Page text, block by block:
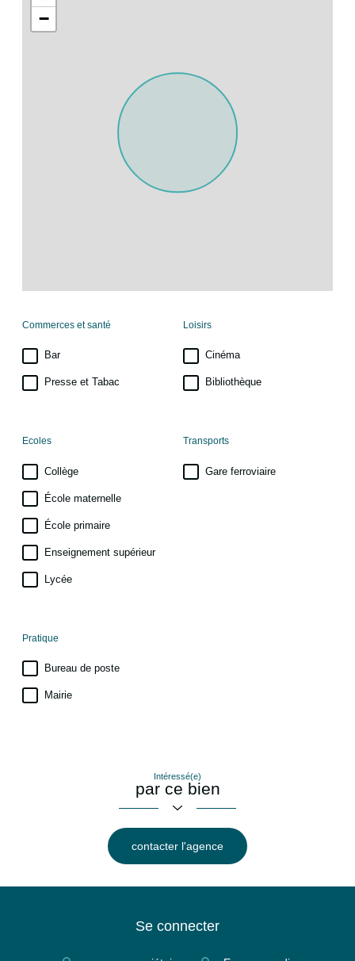
−
Commerces et santé
Bar
Presse et Tabac
Loisirs
Cinéma
Bibliothèque
Ecoles
Collège
École maternelle
École primaire
Enseignement supérieur
Lycée
Transports
Gare ferroviaire
Pratique
Bureau de poste
Mairie
Intéressé(e)
par ce bien
contacter l'agence
Se connecter